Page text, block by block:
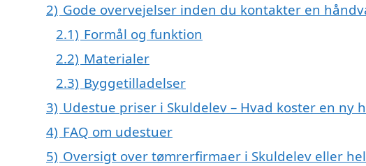
2) Gode overvejelser inden du kontakter en
2.1) Formål og funktion
2.2) Materialer
2.3) Byggetilladelser
3) Udestue priser i Skuldelev – Hvad koster en ny
4) FAQ om udestuer
5) Oversigt over tømrerfirmaer i Skuldelev eller